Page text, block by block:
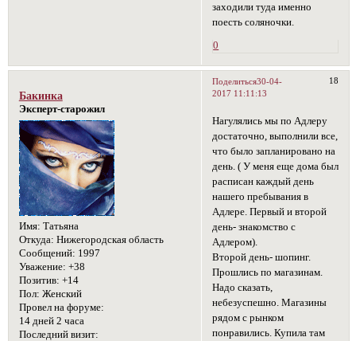
заходили туда именно
поесть соляночки.
0
Поделиться 18
30-04-
2017 11:11:13
Бакинка
Эксперт-старожил
Имя: Татьяна
Откуда: Нижегородская область
Сообщений: 1997
Уважение: +38
Позитив: +14
Пол: Женский
Провел на форуме:
14 дней 2 часа
Последний визит:
Нагулялись мы по Адлеру
достаточно, выполнили все,
что было запланировано на
день. ( У меня еще дома был
расписан каждый день
нашего пребывания в
Адлере. Первый и второй
день- знакомство с
Адлером).
Второй день- шопинг.
Прошлись по магазинам.
Надо сказать,
небезуспешно. Магазины
рядом с рынком
понравились. Купила там